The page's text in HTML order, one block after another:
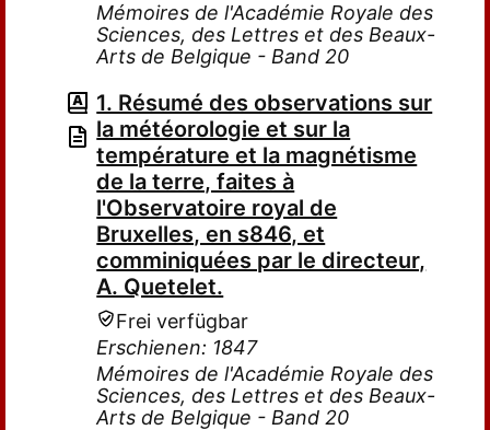
Mémoires de l'Académie Royale des
Sciences, des Lettres et des Beaux-
Arts de Belgique - Band 20
1. Résumé des observations sur
la météorologie et sur la
température et la magnétisme
de la terre, faites à
l'Observatoire royal de
Bruxelles, en s846, et
comminiquées par le directeur,
A. Quetelet.
Frei verfügbar
Erschienen: 1847
Mémoires de l'Académie Royale des
Sciences, des Lettres et des Beaux-
Arts de Belgique - Band 20